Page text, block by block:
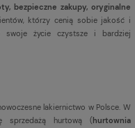
bezpieczne zakupy, oryginalne
którzy cenią sobie jakość i
swoje życie czystsze i bardziej
lakiernictwo w Polsce. W
sprzedażą hurtową ( hurtownia